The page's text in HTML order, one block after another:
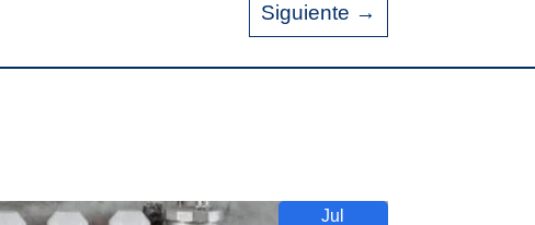
Siguiente →
Jul